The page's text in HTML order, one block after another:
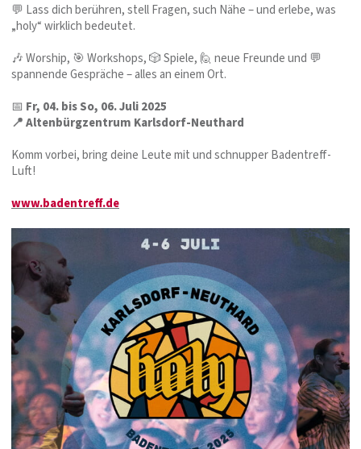
💬 Lass dich berühren, stell Fragen, such Nähe – und erlebe, was
„holy“ wirklich bedeutet.
🎶 Worship, 🎯 Workshops, 🎲 Spiele, 🙋 neue Freunde und 💬
spannende Gespräche – alles an einem Ort.
📅 Fr, 04. bis So, 06. Juli 2025
📍 Altenbürgzentrum Karlsdorf-Neuthard
Komm vorbei, bring deine Leute mit und schnupper Badentreff-
Luft!
www.badentreff.de